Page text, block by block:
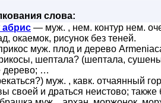
слова:
абрис — муж. , нем. контур нем.
окаемок, рисунок без теней.
муж. плод и дерево
шептала? (шептала,
дерево; …
муж. , кавк. отчаянный
своей и драться неистово; также